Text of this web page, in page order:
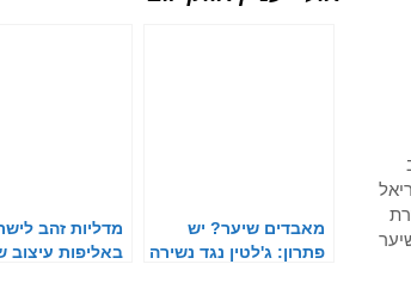
מאבדים שיער? יש
פתרון: ג'לטין נגד נשירה
מדליות זהב
באליפות עיצוב